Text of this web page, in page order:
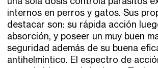
internos en perros y gatos. Sus
destacar son: su rápida acción
absorción, y poseer un muy buen
seguridad además de su buena
antihelmíntico. El espectro de